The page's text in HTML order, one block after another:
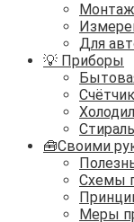
Монтаж
Для
💡 Приборы
🧰Своими
Схемы
Меры